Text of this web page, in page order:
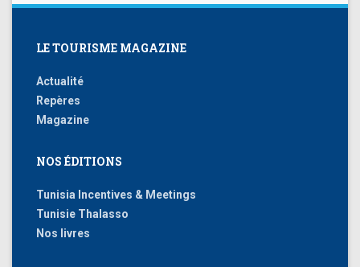
LE TOURISME MAGAZINE
Actualité
Repères
Magazine
NOS ÉDITIONS
Tunisia Incentives & Meetings
Tunisie Thalasso
Nos livres